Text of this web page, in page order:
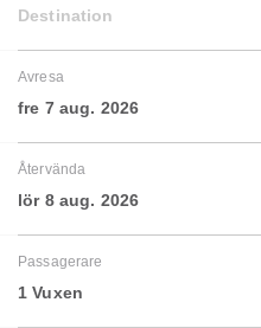
Destination
Avresa
fre 7 aug. 2026
Återvända
lör 8 aug. 2026
Passagerare
1 Vuxen